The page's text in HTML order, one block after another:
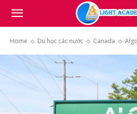
Light
Academy
Home Du học các nước Canada